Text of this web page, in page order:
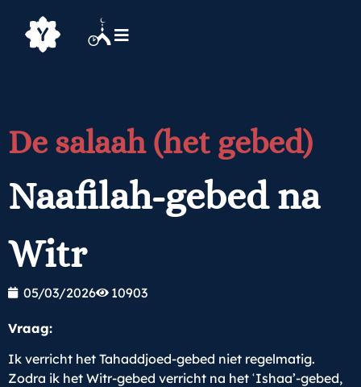
De salaah (het gebed)
Naafilah-gebed na
Witr
05/03/2026 10903
Vraag:
Ik verricht het Tahaddjoed-gebed niet regelmatig.
Zodra ik het Witr-gebed verricht na het ʿIshaa’-gebed,